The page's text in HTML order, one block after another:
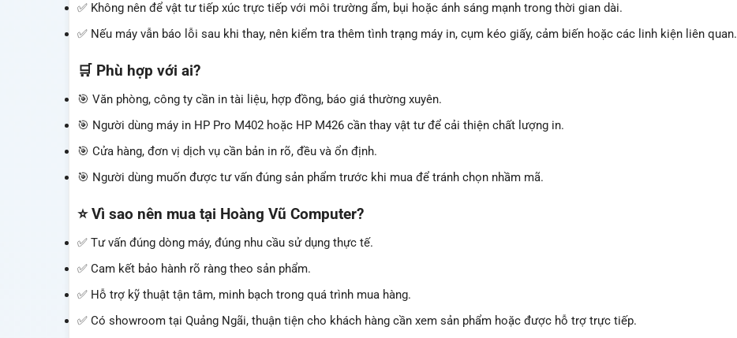
✅ Không nên để vật tư tiếp xúc trực tiếp với môi trường ẩm, bụi hoặc ánh sáng mạnh trong thời gian dài.
✅ Nếu máy vẫn báo lỗi sau khi thay, nên kiểm tra thêm tình trạng máy in, cụm kéo giấy, cảm biến hoặc các linh kiện liên quan.
🛒 Phù hợp với ai?
🎯 Văn phòng, công ty cần in tài liệu, hợp đồng, báo giá thường xuyên.
🎯 Người dùng máy in HP Pro M402 hoặc HP M426 cần thay vật tư để cải thiện chất lượng in.
🎯 Cửa hàng, đơn vị dịch vụ cần bản in rõ, đều và ổn định.
🎯 Người dùng muốn được tư vấn đúng sản phẩm trước khi mua để tránh chọn nhầm mã.
⭐ Vì sao nên mua tại Hoàng Vũ Computer?
✅ Tư vấn đúng dòng máy, đúng nhu cầu sử dụng thực tế.
✅ Cam kết bảo hành rõ ràng theo sản phẩm.
✅ Hỗ trợ kỹ thuật tận tâm, minh bạch trong quá trình mua hàng.
✅ Có showroom tại Quảng Ngãi, thuận tiện cho khách hàng cần xem sản phẩm hoặc được hỗ trợ trực tiếp.